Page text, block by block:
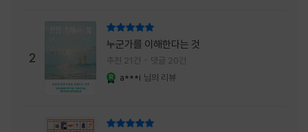
2
누군가를 이해한다는 것
추천 21건 댓글 20건
a***i 님의 리뷰